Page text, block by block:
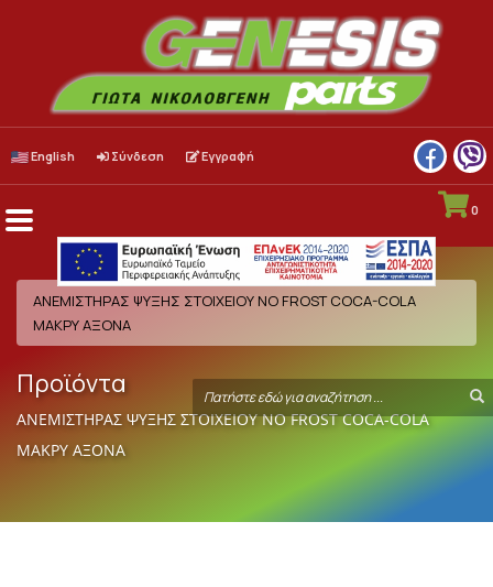
0
English Σύνδεση Εγγραφή
Search
term
Menu
ΑΝΕΜΙΣΤΗΡAΣ ΨΥΞΗΣ ΣΤΟΙΧΕΙΟΥ ΝΟ FROST COCA-COLA
MAΚΡΥ ΑΞΟΝΑ
Προϊόντα
ΑΝΕΜΙΣΤΗΡAΣ ΨΥΞΗΣ ΣΤΟΙΧΕΙΟΥ ΝΟ FROST COCA-COLA
MAΚΡΥ ΑΞΟΝΑ